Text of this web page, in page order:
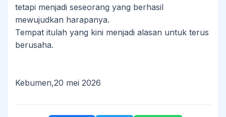
tetapi menjadi seseorang yang berhasil
mewujudkan harapanya.
Tempat itulah yang kini menjadi alasan untuk terus
berusaha.
Kebumen,20 mei 2026